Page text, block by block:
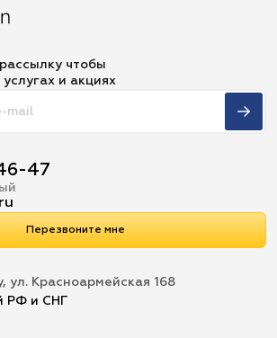
чтобы
и акциях
47
Перезвоните мне
ул. Красноармейская 168
РФ и СНГ